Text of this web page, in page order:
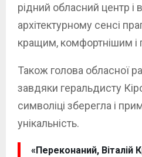
рідний обласний центр і
архітектурному сенсі
кращим, комфортнішим і
Також голова обласної
завдяки геральдисту
символіці зберегла і
унікальність.
«Переконаний, Віталій